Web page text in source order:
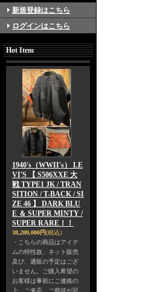
新規登録はこちら
ログインはこちら
Hot Item
1940's（WWII's） LE
VI'S 【 S506XXE 大
戦 TYPE1 JK / TRAN
SITION / T-BACK / SI
ZE 46 】 DARK BLU
E ＆ SUPER MINTY /
SUPER RARE！！
38,280,000円(税込)
・こちらの商品はアイテ
ムの特性故、ネット販売
及び、通販の予定はござ
いません。ご購入希望の
お客様は事前にご連絡の
上、ご来店、ご商談が可